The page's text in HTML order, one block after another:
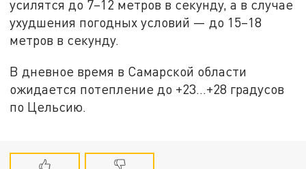
усилятся до 7–12 метров в секунду, а в случае
ухудшения погодных условий — до 15–18
метров в секунду.
В дневное время в Самарской области
ожидается потепление до +23…+28 градусов
по Цельсию.